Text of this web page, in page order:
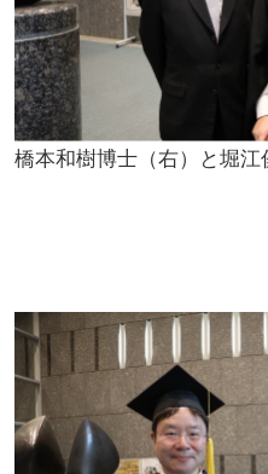
橋本和樹博士（右）と堀江